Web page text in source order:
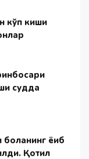
кўп киши
судда
ёқиб
Қотил